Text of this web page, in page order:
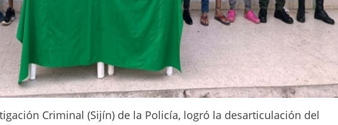
Criminal (Sijín) de la Policía, logró la desarticulación del